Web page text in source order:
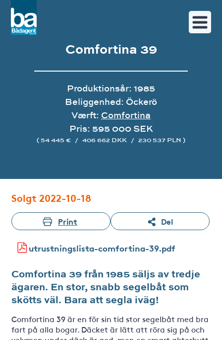
Comfortina 39
Produktionsår: 1985
Beliggenhed: Öckerö
Værft: Comfortina
Pris: 595 000 SEK
( 54 445 € / 406 662 DKK / 230 537 PLN )
Solgt 2022-10-18
Print Del
utrustningslista-comfortina-39.pdf
Comfortina 39 från 1985 säljs av tredje
ägaren. En stor, snabb segelbåt som
skötts väl. Bara att segla iväg!
Comfortina 39 är en för sin tid stor segelbåt med bra
fart på alla bogar. Däcket är lätt att röra sig på och